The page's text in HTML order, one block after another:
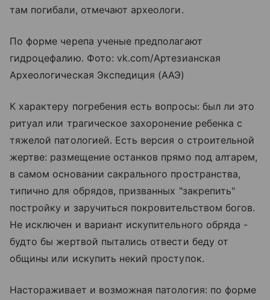
там погибали, отмечают археологи.
По форме черепа ученые предполагают
гидроцефалию. Фото: vk.com/Артезианская
Археологическая Экспедиция (ААЭ)
К характеру погребения есть вопросы: был ли это
ритуал или трагическое захоронение ребенка с
тяжелой патологией. Есть версия о строительной
жертве: размещение останков прямо под алтарем,
в самом основании сакрального пространства,
типично для обрядов, призванных "закрепить"
постройку и заручиться покровительством богов.
Не исключен и вариант искупительного обряда -
будто бы жертвой пытались отвести беду от
общины или искупить некий проступок.
Настораживает и возможная патология: по форме